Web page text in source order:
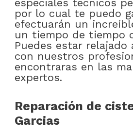
especiales técnicos
por lo cual te puedo
efectuarán un
un tiempo de tiempo
Puedes estar relajado
con nuestros
encontraras en las
expertos.
Reparación de
Garcias